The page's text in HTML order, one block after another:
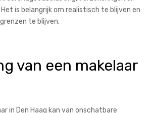
is belangrijk om realistisch te blijven en
te blijven.
van een makelaar
in Den Haag kan van onschatbare